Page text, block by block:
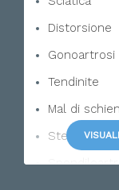
Distorsione
Gonoartrosi
Tendinite
Mal di
Stenosi